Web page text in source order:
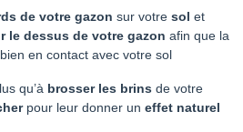
de votre gazon sur votre sol et
le dessus de votre gazon afin que la
en contact avec votre sol
qu’à brosser les brins de votre
pour leur donner un effet naturel